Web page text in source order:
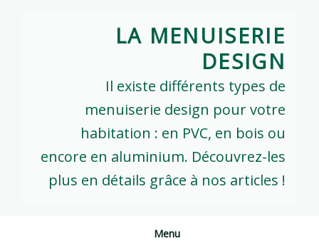
LA MENUISERIE
DESIGN
Il existe différents types de
menuiserie design pour votre
habitation : en PVC, en bois ou
encore en aluminium. Découvrez-les
plus en détails grâce à nos articles !
Menu